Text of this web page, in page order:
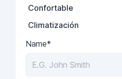
Confortable
Climatización
Name*